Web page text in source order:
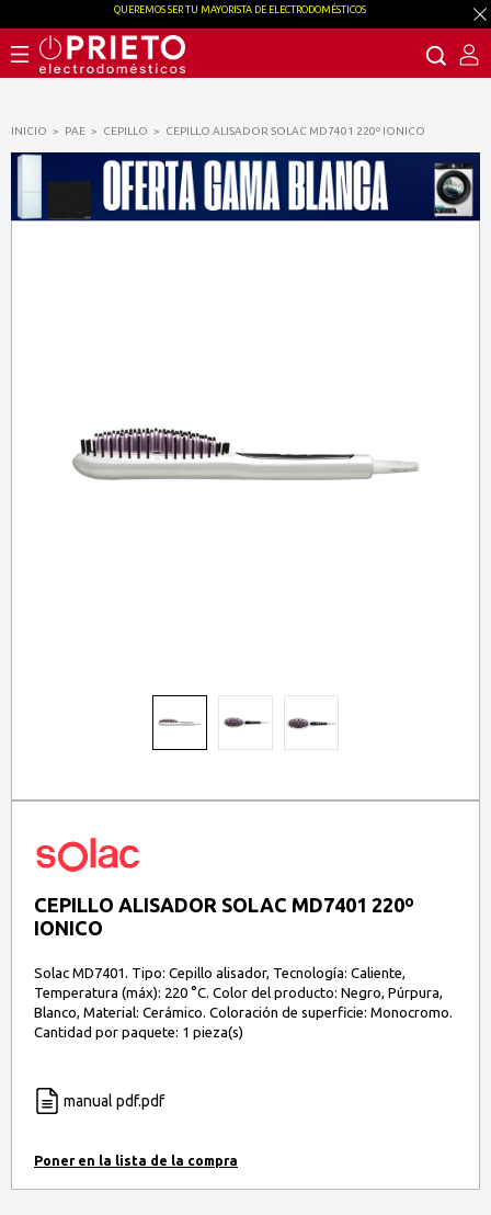
INICIO PAE CEPILLO CEPILLO ALISADOR SOLAC MD7401 220º IONICO
CEPILLO ALISADOR SOLAC MD7401 220º
IONICO
Solac MD7401. Tipo: Cepillo alisador, Tecnología: Caliente,
Temperatura (máx): 220 °C. Color del producto: Negro, Púrpura,
Blanco, Material: Cerámico. Coloración de superficie: Monocromo.
Cantidad por paquete: 1 pieza(s)
manual pdf.pdf
QUEREMOS SER TU MAYORISTA DE ELECTRODOMÉSTICOS